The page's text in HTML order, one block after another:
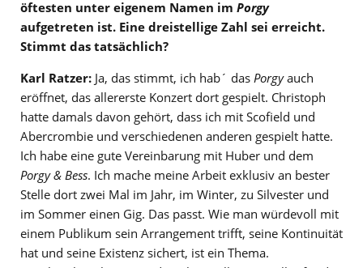
öftesten unter eigenem Namen im Porgy
aufgetreten ist. Eine dreistellige Zahl sei erreicht.
Stimmt das tatsächlich?
Karl Ratzer: Ja, das stimmt, ich hab´ das Porgyauch
eröffnet, das allererste Konzert dort gespielt. Christoph
hatte damals davon gehört, dass ich mit Scofield und
Abercrombie und verschiedenen anderen gespielt hatte.
Ich habe eine gute Vereinbarung mit Huber und dem
Porgy & Bess. Ich mache meine Arbeit exklusiv an bester
Stelle dort zwei Mal im Jahr, im Winter, zu Silvester und
im Sommer einen Gig. Das passt. Wie man würdevoll mit
einem Publikum sein Arrangement trifft, seine Kontinuität
hat und seine Existenz sichert, ist ein Thema.